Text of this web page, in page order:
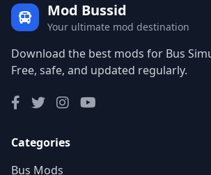
Mod Bussid
Your ultimate mod destination
Download the best mods for Bus
Free, safe, and updated regularly.
Categories
Bus Mods